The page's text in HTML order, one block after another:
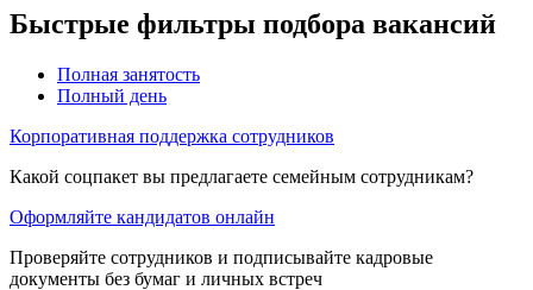
Быстрые фильтры подбора вакансий
Полная занятость
Полный день
Корпоративная поддержка сотрудников
Какой соцпакет вы предлагаете семейным сотрудникам?
Оформляйте кандидатов онлайн
Проверяйте сотрудников и подписывайте кадровые
документы без бумаг и личных встреч